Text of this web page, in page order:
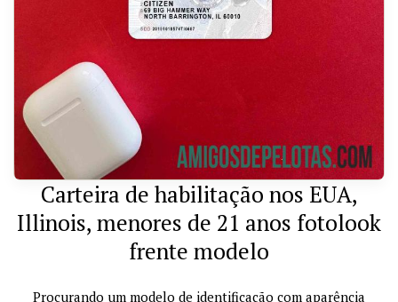
Carteira de habilitação nos EUA,
Illinois, menores de 21 anos fotolook
frente modelo
Procurando um modelo de identificação com aparência